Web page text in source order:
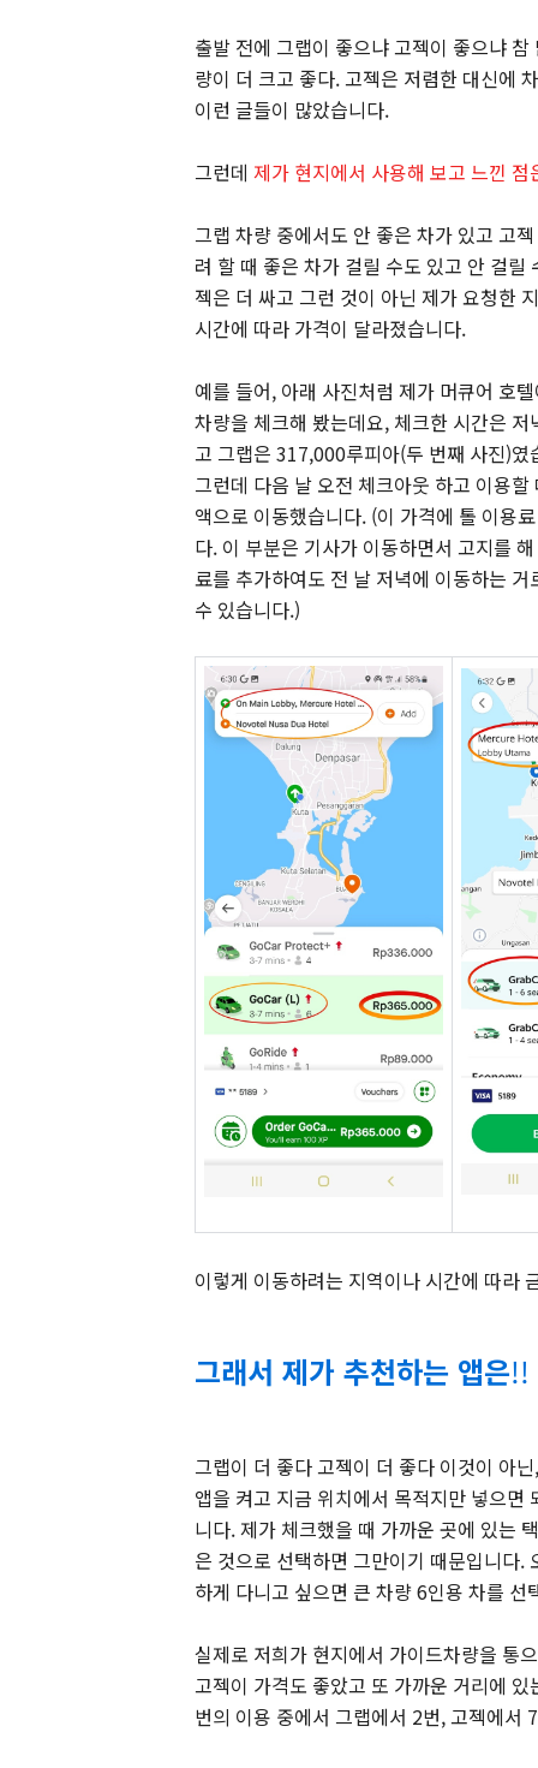
출발 전에 그랩이 좋으냐 고젝이 좋으냐
량이 더 크고 좋다. 고젝은 저렴한 대신에
이런 글들이 많았습니다.
그런데 제가 현지에서 사용해 보고 느낀
그랩 차량 중에서도 안 좋은 차가 있고 고
려 할 때 좋은 차가 걸릴 수도 있고 안 걸
젝은 더 싸고 그런 것이 아닌 제가 요청한
시간에 따라 가격이 달라졌습니다.
예를 들어, 아래 사진처럼 제가 머큐어 호
차량을 체크해 봤는데요, 체크한 시간은
고 그랩은 317,000루피아(두 번째 사진)
그런데 다음 날 오전 체크아웃 하고 이용
액으로 이동했습니다. (이 가격에 톨 이용
다. 이 부분은 기사가 이동하면서 고지를
료를 추가하여도 전 날 저녁에 이동하는
수 있습니다.)
이렇게 이동하려는 지역이나 시간에 따라
그래서 제가 추천하는 앱은!!
그랩이 더 좋다 고젝이 더 좋다 이것이 아
앱을 켜고 지금 위치에서 목적지만 넣으
니다. 제가 체크했을 때 가까운 곳에 있는
은 것으로 선택하면 그만이기 때문입니다
하게 다니고 싶으면 큰 차량 6인용 차를
실제로 저희가 현지에서 가이드차량을 통
고젝이 가격도 좋았고 또 가까운 거리에
번의 이용 중에서 그랩에서 2번, 고젝에서